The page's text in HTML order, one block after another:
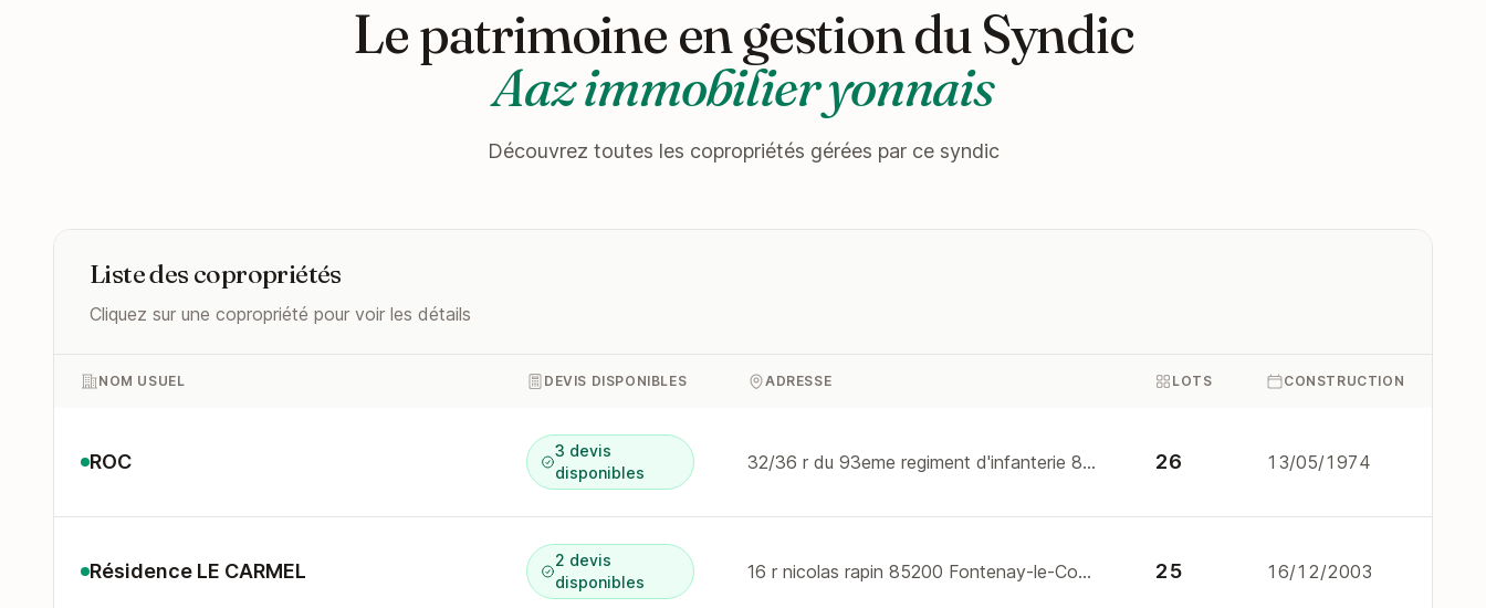
Le patrimoine en gestion du Syndic
Aaz immobilier yonnais
Découvrez toutes les copropriétés gérées par ce syndic
Liste des copropriétés
Cliquez sur une copropriété pour voir les détails
NOM USUEL DEVIS DISPONIBLES ADRESSE LOTS CONSTRUCTION
ROC
3 devis
disponibles
32/36 r du 93eme regiment d'infanterie 85000 La Roche-sur-Yon 26 13/05/1974
Résidence LE CARMEL
2 devis
disponibles
16 r nicolas rapin 85200 Fontenay-le-Comte 25 16/12/2003